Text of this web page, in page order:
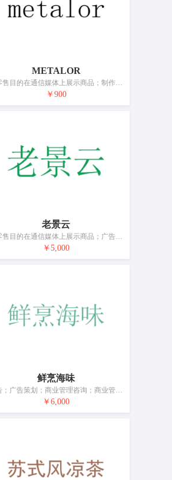
METALOR
为零售目的在通信媒体上展示商品；制作电视购物节目；商业橱窗布置；广告；张贴广告；户外广告；电视广告；特许经营的商业管理；通过网站提供商业信息；市场营销
￥900
老景云
为零售目的在通信媒体上展示商品；广告；计算机网络上的在线广告；通过邮购定单进行的广告宣传；为商品和服务的买卖双方提供在线市场；市场营销；替他人推销；替他人采购（替其他企业购买商品或服务）；为推销优化搜索引擎；计算机数据库信息系统化
￥5,000
鲜烹海味
广告；广告策划；商业管理咨询；商业管理辅助；特许经营的商业管理；饭店商业管理；替他人推销；计算机录入服务；会计；自动售货机出租
￥6,000